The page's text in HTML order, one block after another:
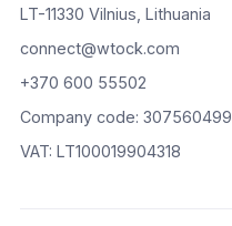
LT-11330 Vilnius, Lithuania
connect@wtock.com
+370 600 55502
Company code: 307560499
VAT: LT100019904318